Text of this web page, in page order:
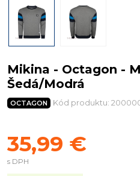
Mikina - Octagon -
Šedá/Modrá
OCTAGON Kód produktu:
35,99 €
s DPH